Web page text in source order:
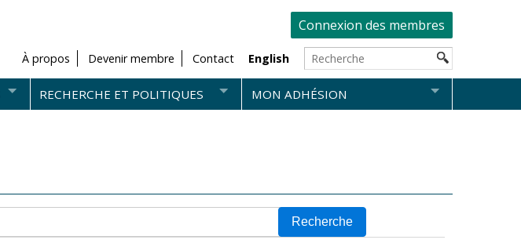
Connexion des membres
À propos Devenir membre Contact English
RECHERCHE ET POLITIQUES MON ADHÉSION
Recherche